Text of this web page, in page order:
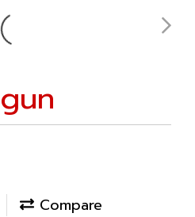
Compare